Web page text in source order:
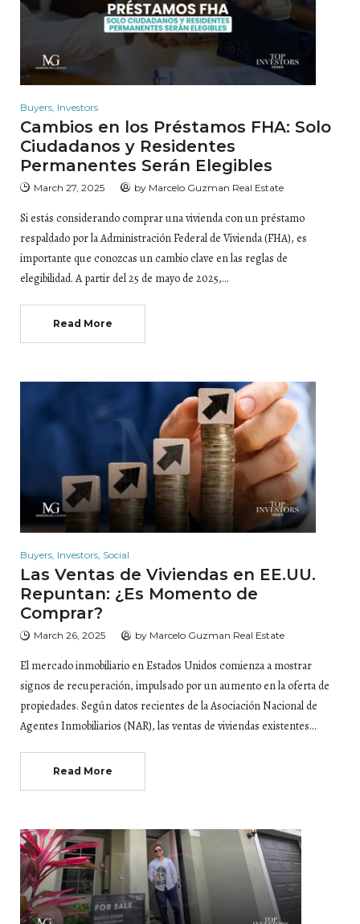
Buyers Investors
Cambios en los Préstamos FHA: Solo
Ciudadanos y Residentes
Permanentes Serán Elegibles
March 27, 2025 by Marcelo Guzman Real Estate
Si estás considerando comprar una vivienda con un préstamo
respaldado por la Administración Federal de Vivienda (FHA), es
importante que conozcas un cambio clave en las reglas de
elegibilidad. A partir del 25 de mayo de 2025,…
Read More
Buyers Investors Social
Las Ventas de Viviendas en EE.UU.
Repuntan: ¿Es Momento de
Comprar?
March 26, 2025 by Marcelo Guzman Real Estate
El mercado inmobiliario en Estados Unidos comienza a mostrar
signos de recuperación, impulsado por un aumento en la oferta de
propiedades. Según datos recientes de la Asociación Nacional de
Agentes Inmobiliarios (NAR), las ventas de viviendas existentes…
Read More